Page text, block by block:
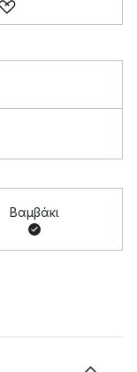
Βαμβάκι